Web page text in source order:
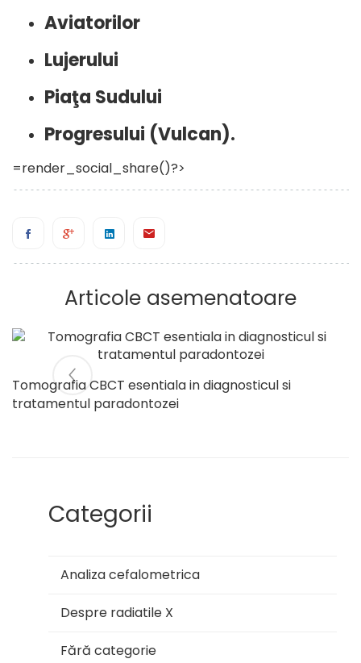
Aviatorilor
Lujerului
Piaţa Sudului
Progresului (Vulcan).
=render_social_share()?>
Articole asemenatoare
Tomografia CBCT esentiala in diagnosticul si
tratamentul paradontozei
Categorii
Analiza cefalometrica
Despre radiatile X
Fără categorie